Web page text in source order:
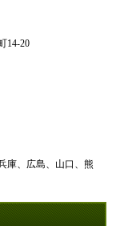
14-20
庫、広島、山口、熊